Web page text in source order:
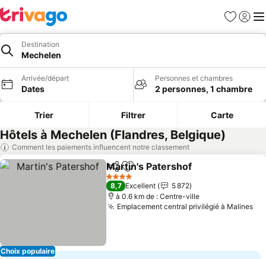
Favoris
Se
Destination
Mechelen
Arrivée/départ
Dates
Personnes et chambres
2 personnes, 1 chambre
Trier Filtrer Carte
Hôtels à Mechelen (Flandres, Belgique)
Comment les paiements influencent notre classement
Choix populaire
PartagerAjouter à mes favoris
Martin's Patershof
4 Étoiles
8,7 Excellent
5 872
à 0.6 km de : Centre-ville
Emplacement central privilégié à Malines